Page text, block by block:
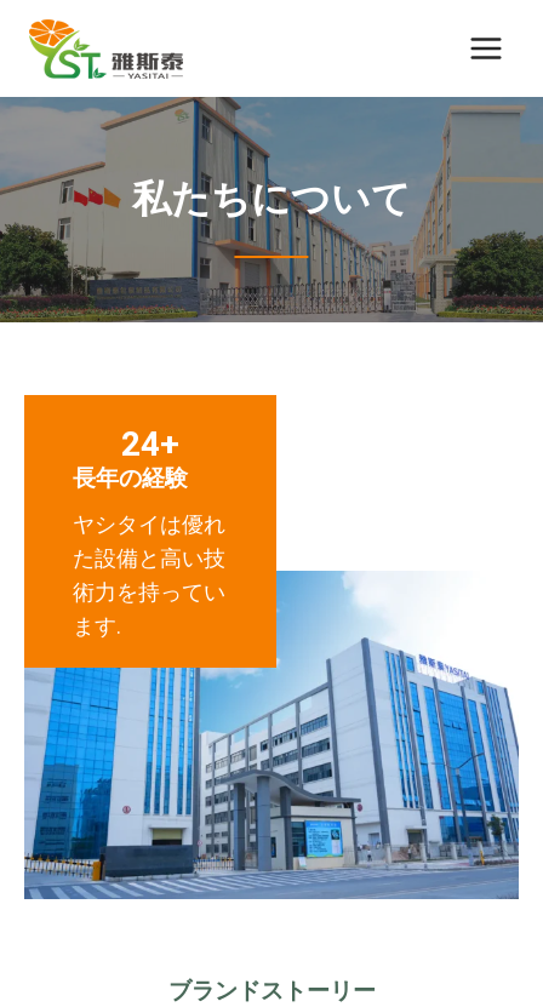
に
ス
キ
ッ
プ
私たちについて
24+
長年の経験
ヤシタイは優れ
た設備と高い技
術力を持ってい
ます.
ブランドストーリー